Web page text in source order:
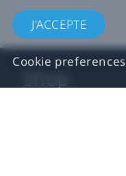
J'ACCEPTE
Cookie preferences
Shop